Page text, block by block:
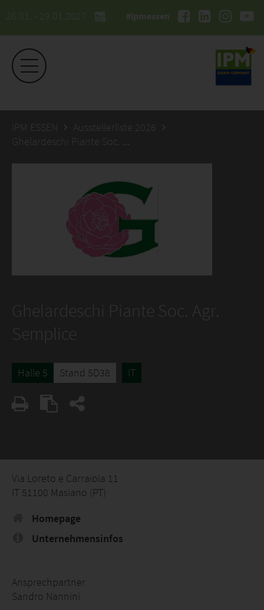
26.01. - 29.01.2027 #ipmessen
IPM ESSEN
Ausstellerliste 2026
Ghelardeschi Piante Soc. Agr. Semplice
Ghelardeschi Piante Soc. Agr.
Semplice
Halle 5 Stand 5D38 IT
Via Loreto e Carraiola 11
IT 51100 Masiano (PT)
Homepage
Unternehmensinfos
Ansprechpartner
Sandro Nannini